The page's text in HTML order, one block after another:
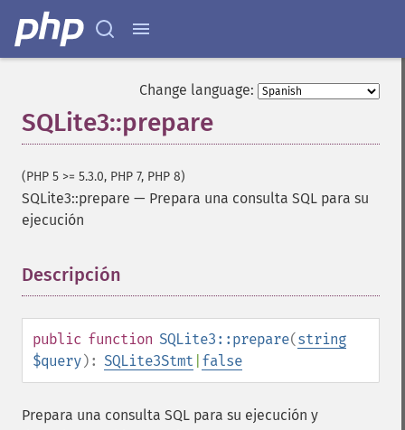
Change language:
SQLite3::prepare
(PHP 5 >= 5.3.0, PHP 7, PHP 8)
SQLite3::prepare — Prepara una consulta SQL para su
ejecución
Descripción
public function SQLite3::prepare(string
$query): SQLite3Stmt false
Prepara una consulta SQL para su ejecución y